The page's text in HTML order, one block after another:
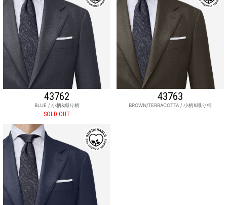
43762
BLUE / 小柄&織り柄
SOLD OUT
43763
BROWN/TERRACOTTA / 小柄&織り柄